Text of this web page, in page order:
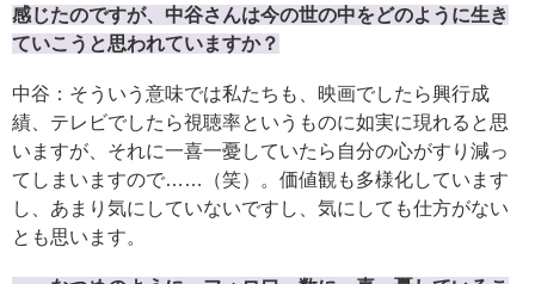
感じたのですが、中谷さんは今の世の中をどのように生き
ていこうと思われていますか？
中谷：そういう意味では私たちも、映画でしたら興行成
績、テレビでしたら視聴率というものに如実に現れると思
いますが、それに一喜一憂していたら自分の心がすり減っ
てしまいますので……（笑）。価値観も多様化しています
し、あまり気にしていないですし、気にしても仕方がない
とも思います。